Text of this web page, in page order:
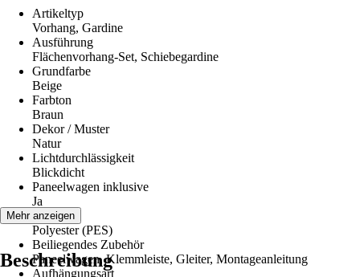
Artikeltyp
Vorhang, Gardine
Ausführung
Flächenvorhang-Set, Schiebegardine
Grundfarbe
Beige
Farbton
Braun
Dekor / Muster
Natur
Lichtdurchlässigkeit
Blickdicht
Paneelwagen inklusive
Ja
Material
Polyester (PES)
Beiliegendes Zubehör
Paneelwagen, Klemmleiste, Gleiter, Montageanleitung
Aufhängungsart
Mehr anzeigen
Beschreibung